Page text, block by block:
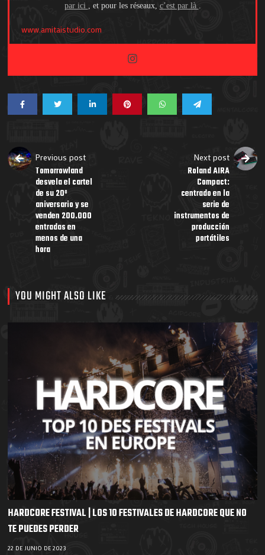
par ici , et pour les réseaux, c’est par là .
www.amitaistudio.com
Previous post
Tomorrowland
desvela el cartel
de su 20º
aniversario y se
venden 200.000
entradas en
menos de una
hora
Next post
Roland AIRA
Compact:
centrado en la
serie de
instrumentos de
producción
portátiles
YOU MIGHT ALSO LIKE
HARDCORE FESTIVAL | LOS 10 FESTIVALES DE HARDCORE QUE NO
TE PUEDES PERDER
22 DE JUNIO DE 2023